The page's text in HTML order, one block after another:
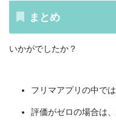
まとめ
いかがでしたか？
フリマアプリの中で
評価がゼロの場合は